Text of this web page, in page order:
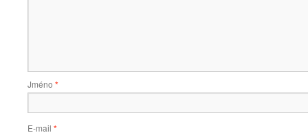
Jméno *
E-mail *